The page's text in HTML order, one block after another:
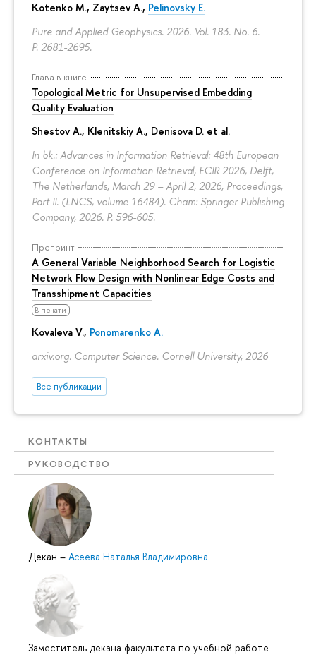
Kotenko M., Zaytsev A., Pelinovsky E.
Pure and Applied Geophysics. 2026. Vol. 183. No. 6.
P. 2681-2695.
Глава в книге
Topological Metric for Unsupervised Embedding
Quality Evaluation
Shestov A., Klenitskiy A., Denisova D. et al.
In bk.: Advances in Information Retrieval: 48th European
Conference on Information Retrieval, ECIR 2026, Delft,
The Netherlands, March 29 – April 2, 2026, Proceedings,
Part II. (LNCS, volume 16484). Cham: Springer Publishing
Company, 2026. P. 596-605.
Препринт
A General Variable Neighborhood Search for Logistic
Network Flow Design with Nonlinear Edge Costs and
Transshipment Capacities
В печати
Kovaleva V., Ponomarenko A.
arxiv.org. Computer Science. Cornell University, 2026
Все публикации
КОНТАКТЫ
РУКОВОДСТВО
Декан – Асеева Наталья Владимировна
Заместитель декана факультета по учебной работе